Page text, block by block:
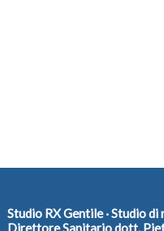
Studio RX Gentile · Studio
Direttore Sanitario dott.